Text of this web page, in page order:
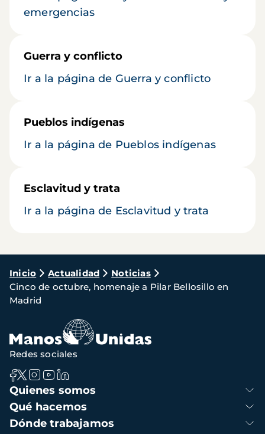
emergencias
Guerra y conflicto
Ir a la página de Guerra y conflicto
Pueblos indígenas
Ir a la página de Pueblos indígenas
Esclavitud y trata
Ir a la página de Esclavitud y trata
Ruta
de
navegación
Inicio Actualidad
Noticias
Cinco de octubre, homenaje a Pilar Bellosillo en
Madrid
Navegación
principal
Quienes somos
Qué hacemos
Dónde trabajamos
Redes sociales